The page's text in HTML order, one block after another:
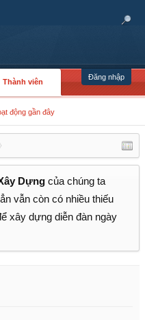
Đăng nhập
Thành viên
động gần đây
Dựng của chúng ta
vẫn còn có nhiều thiếu
xây dựng diễn đàn ngày